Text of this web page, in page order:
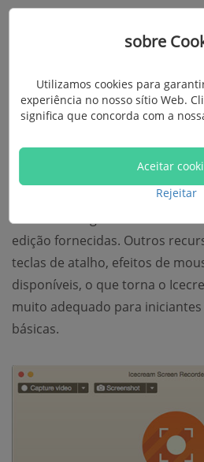
3. Icecream Screen
O gravador de tela para PC,
oferece opções para gravar
não apenas capturar vídeos
precisão de vários sites, como
com apenas alguns cliques,
edição fornecidas. Outros
teclas de atalho, efeitos de
disponíveis, o que torna o
muito adequado para
básicas.
sobre
Utilizamos cookies para
experiência no nosso sítio Web.
significa que concorda com a
Aceitar
Rejeitar